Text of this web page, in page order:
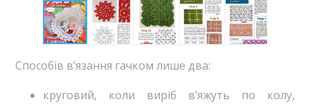
Способів в’язання гачком лише два:
круговий, коли виріб в’яжуть по колу,